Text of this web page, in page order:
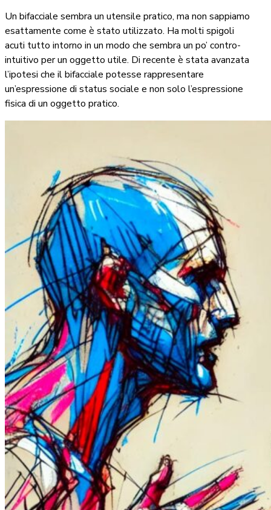
Un bifacciale sembra un utensile pratico, ma non sappiamo
esattamente come è stato utilizzato. Ha molti spigoli
acuti tutto intorno in un modo che sembra un po’ contro-
intuitivo per un oggetto utile. Di recente è stata avanzata
l’ipotesi che il bifacciale potesse rappresentare
un’espressione di status sociale e non solo l’espressione
fisica di un oggetto pratico.